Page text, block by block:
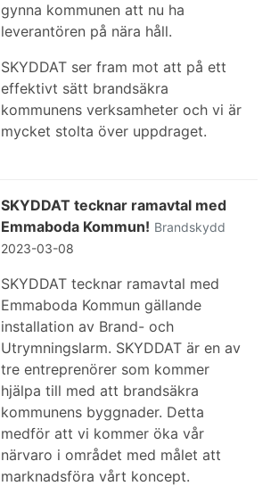
gynna kommunen att nu ha
leverantören på nära håll.
SKYDDAT ser fram mot att på ett
effektivt sätt brandsäkra
kommunens verksamheter och vi är
mycket stolta över uppdraget.
SKYDDAT tecknar ramavtal med
Emmaboda Kommun! Brandskydd
2023-03-08
SKYDDAT tecknar ramavtal med
Emmaboda Kommun gällande
installation av Brand- och
Utrymningslarm. SKYDDAT är en av
tre entreprenörer som kommer
hjälpa till med att brandsäkra
kommunens byggnader. Detta
medför att vi kommer öka vår
närvaro i området med målet att
marknadsföra vårt koncept.